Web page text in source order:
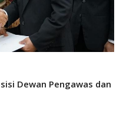
Dewan Pengawas dan